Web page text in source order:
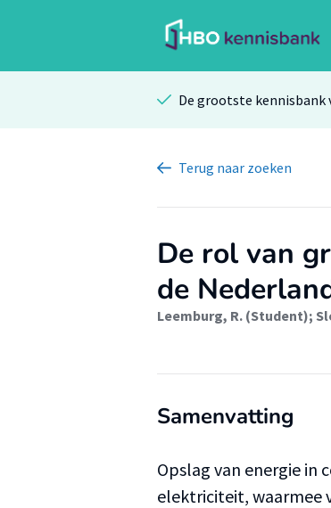
De grootste kennisbank
Terug naar zoeken
De rol van
de
Leemburg, R. (Student);
Samenvatting
Opslag van energie
elektriciteit, waarmee